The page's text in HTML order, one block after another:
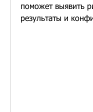
поможет выявить
результаты и